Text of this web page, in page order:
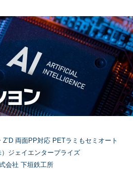
両面PP対応 PETラミもセミオート
ジェイエンタープライズ
会社 下垣鉄工所